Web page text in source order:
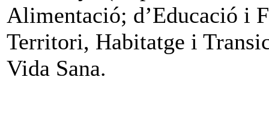
Alimentació; d’Educació i
Territori, Habitatge i
Vida Sana.